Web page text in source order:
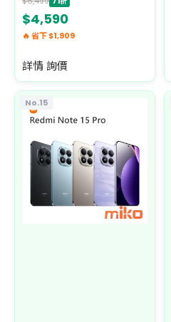
$4,590
🔥 省下 $1,909
詳情 詢價
No.15